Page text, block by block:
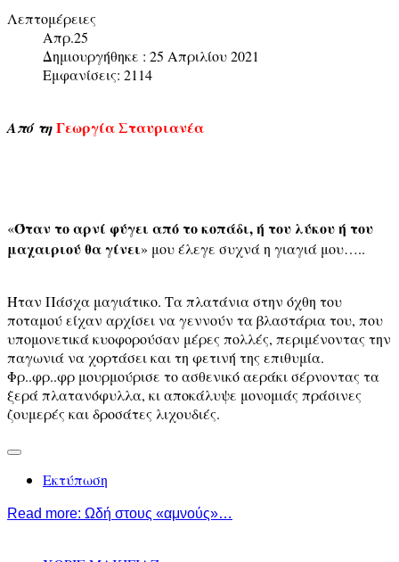
Λεπτομέρειες
Απρ.25
Δημιουργήθηκε : 25 Απριλίου 2021
Εμφανίσεις: 2114
Από τηΓεωργία Σταυριανέα
«Όταν το αρνί φύγει από το κοπάδι, ή του λύκου ή του
μαχαιριού θα γίνει» μου έλεγε συχνά η γιαγιά μου…..
Ήταν Πάσχα μαγιάτικο. Τα πλατάνια στην όχθη του
ποταμού είχαν αρχίσει να γεννούν τα βλαστάρια του, που
υπομονετικά κυοφορούσαν μέρες πολλές, περιμένοντας την
παγωνιά να χορτάσει και τη φετινή της επιθυμία.
Φρ..φρ..φρ μουρμούρισε το ασθενικό αεράκι σέρνοντας τα
ξερά πλατανόφυλλα, κι αποκάλυψε μονομιάς πράσινες
ζουμερές και δροσάτες λιχουδιές.
Εκτύπωση
Read more: Ωδή στους «αμνούς»…